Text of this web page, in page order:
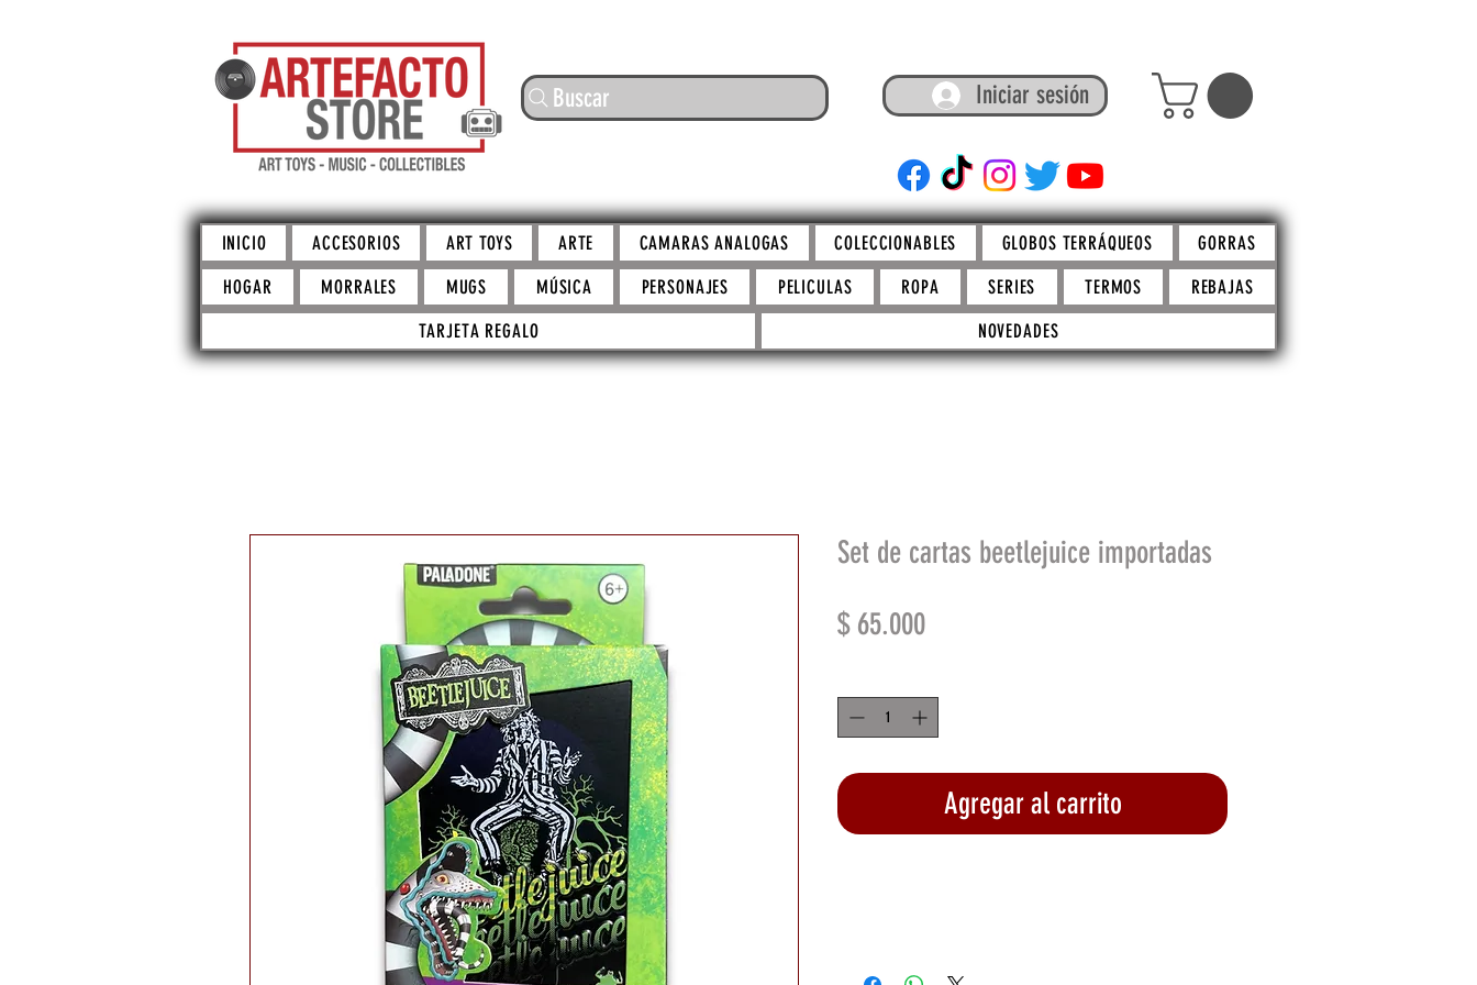
Buscar Iniciar sesión
ARTEFACTO STORE
INICIO ACCESORIOS ART TOYS ARTE CAMARAS ANALOGAS COLECCIONABLES GLOBOS TERRÁQUEOS
GORRAS
HOGAR
MORRALES MUGS MÚSICA PERSONAJES PELICULAS ROPA SERIES TERMOS
REBAJAS
TARJETA REGALO
NOVEDADES
Set de cartas beetlejuice importadas
$ 65.000Precio
Agregar al carrito